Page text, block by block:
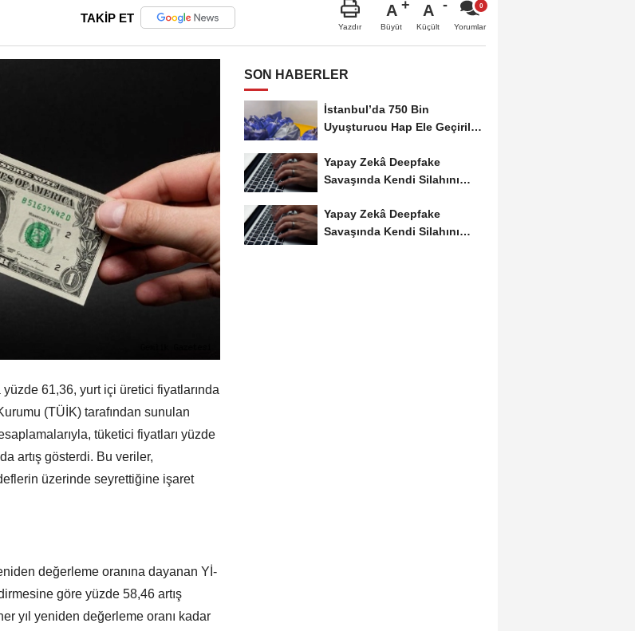
TAKİP ET
Yazdır
A
Büyüt
A
Küçült Yorumlar
yüzde 61,36, yurt içi üretici fiyatlarında
(TÜİK) tarafından sunulan
tüketici fiyatları yüzde
artış gösterdi. Bu veriler,
üzerinde seyrettiğine işaret
değerleme oranına dayanan Yİ-
göre yüzde 58,46 artış
yıl yeniden değerleme oranı kadar
SON HABERLER
İstanbul’da 750 Bin
Uyuşturucu Hap Ele Geçirildi:
Yapay Zekâ Deepfake
Savaşında Kendi Silahını
Yapay Zekâ Deepfake
Savaşında Kendi Silahını